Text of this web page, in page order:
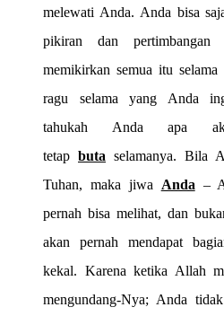
melewati Anda. Anda bisa
pikiran dan
memikirkan semua itu
ragu selama yang Anda
tahukah Anda apa
tetap buta selamanya. Bila
Tuhan, maka jiwa Anda –
pernah bisa melihat, dan
akan pernah mendapat
kekal. Karena ketika Allah
mengundang-Nya; Anda